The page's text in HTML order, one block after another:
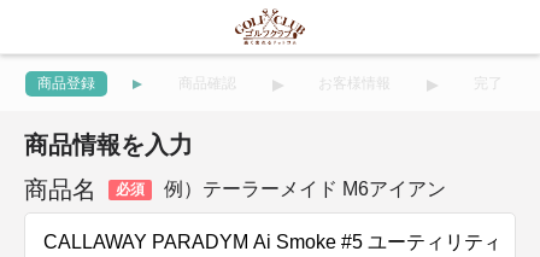
商品登録 商品確認 お客様情報 完了
商品情報を入力
商品名
必須 例）テーラーメイド M6アイアン